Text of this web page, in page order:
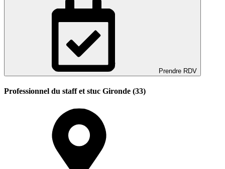
Prendre RDV
Professionnel du staff et stuc Gironde (33)